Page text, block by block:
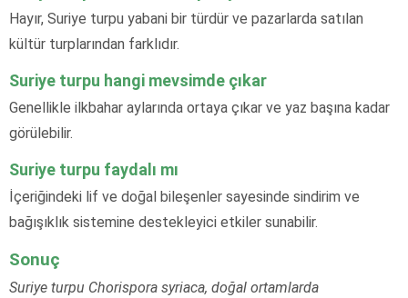
Hayır, Suriye turpu yabani bir türdür ve pazarlarda satılan
kültür turplarından farklıdır.
Suriye turpu hangi mevsimde çıkar
Genellikle ilkbahar aylarında ortaya çıkar ve yaz başına kadar
görülebilir.
Suriye turpu faydalı mı
İçeriğindeki lif ve doğal bileşenler sayesinde sindirim ve
bağışıklık sistemine destekleyici etkiler sunabilir.
Sonuç
Suriye turpu Chorispora syriaca, doğal ortamlarda